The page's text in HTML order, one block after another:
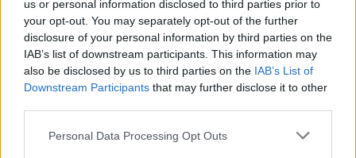
us or personal information disclosed to third parties prior to
your opt-out. You may separately opt-out of the further
disclosure of your personal information by third parties on the
IAB’s list of downstream participants. This information may
also be disclosed by us to third parties on the IAB’s List of
Downstream Participants that may further disclose it to other
Please note that this website/app uses one or more Google
Personal Data Processing Opt Outs
όταν κινηθούν οι ΗΠΑ»